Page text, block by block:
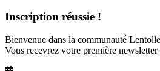
Inscription réussie !
Bienvenue dans la communauté
Vous recevrez votre première